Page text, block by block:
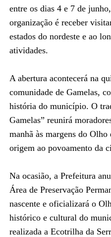
entre os dias 4 e 7 de
organização é receber
estados do nordeste e ao
atividades.
A abertura acontecerá na
comunidade de Gamelas,
história do município. O
Gamelas” reunirá
manhã às margens do
origem ao povoamento da
Na ocasião, a Prefeitura
Área de Preservação
nascente e oficializará o
histórico e cultural do
realizada a Ecotrilha da